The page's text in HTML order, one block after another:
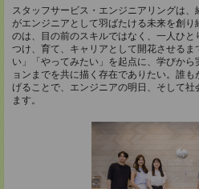
スタッフサービス・エンジニアリングは
がエンジニアとして羽ばたける未来を創り
のは、目の前のスキルではなく、一人ひ
つけ、育て、キャリアとして開花させる
い」「やってみたい」を起点に、学びか
ョンまでを共に描く存在でありたい。誰
げることで、エンジニアの明日、そして
ます。